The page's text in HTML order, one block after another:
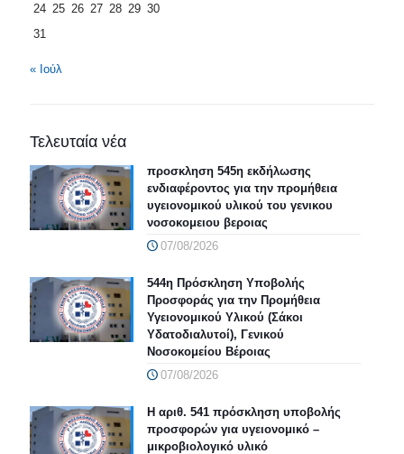
24 25 26 27 28 29 30
31
« Ιούλ
Τελευταία νέα
προσκληση 545η εκδήλωσης
ενδιαφέροντος για την προμήθεια
υγειονομικού υλικού του γενικου
νοσοκομειου βεροιας
07/08/2026
544η Πρόσκληση Υποβολής
Προσφοράς για την Προμήθεια
Υγειονομικού Υλικού (Σάκοι
Υδατοδιαλυτοί), Γενικού
Νοσοκομείου Βέροιας
07/08/2026
Η αριθ. 541 πρόσκληση υποβολής
προσφορών για υγειονομικό –
μικροβιολογικό υλικό